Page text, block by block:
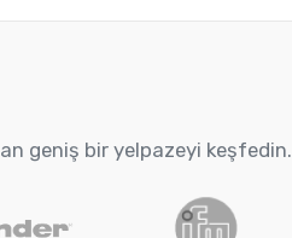
geniş bir yelpazeyi keşfedin.